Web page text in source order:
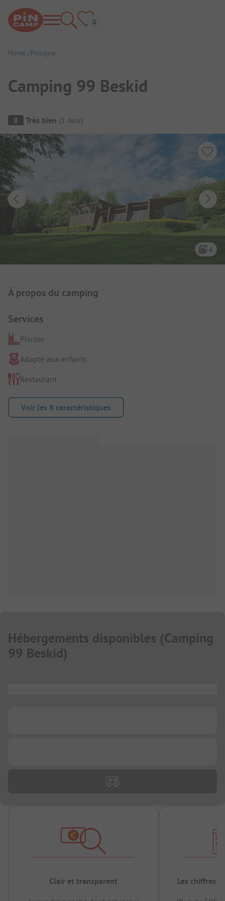
Home Pologne
Camping 99 Beskid
Aperçu du camping
8 Très bien (1 Avis)
4
Présentation du camping
À propos du camping
Services
Piscine
Adapté aux enfants
Restaurant
Voir les 8 caractéristiques
Hébergements disponibles (Camping
99 Beskid)
Clair et transparent Les chiffres